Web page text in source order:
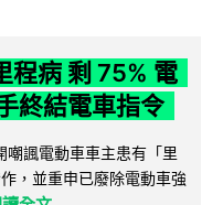
程病 剩 75% 電
終結電車指令
諷電動車車主患有「里
，並重申已廢除電動車強